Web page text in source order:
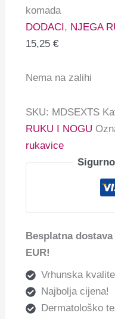
komada
DODACI, NJEGA
15,25€
Nema na zalihi
SKU: MDSEXTS
RUKU I NOGU
rukavice
Besplatna
EUR!
Vrhunska
Najbolja cijena!
Dermatološko